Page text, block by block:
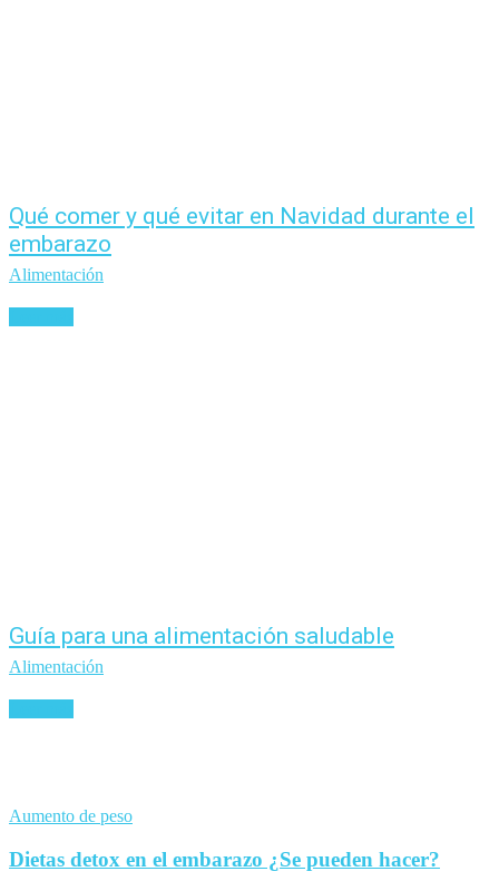
Qué comer y qué evitar en Navidad durante el
embarazo
Alimentación
Guía para una alimentación saludable
Alimentación
Aumento de peso
Dietas detox en el embarazo ¿Se pueden hacer?